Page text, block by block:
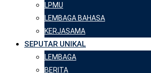
LPMU
LEMBAGA BAHASA
KERJASAMA
SEPUTAR UNIKAL
LEMBAGA
BERITA